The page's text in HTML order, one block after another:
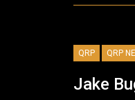
QRP QRP
Jake